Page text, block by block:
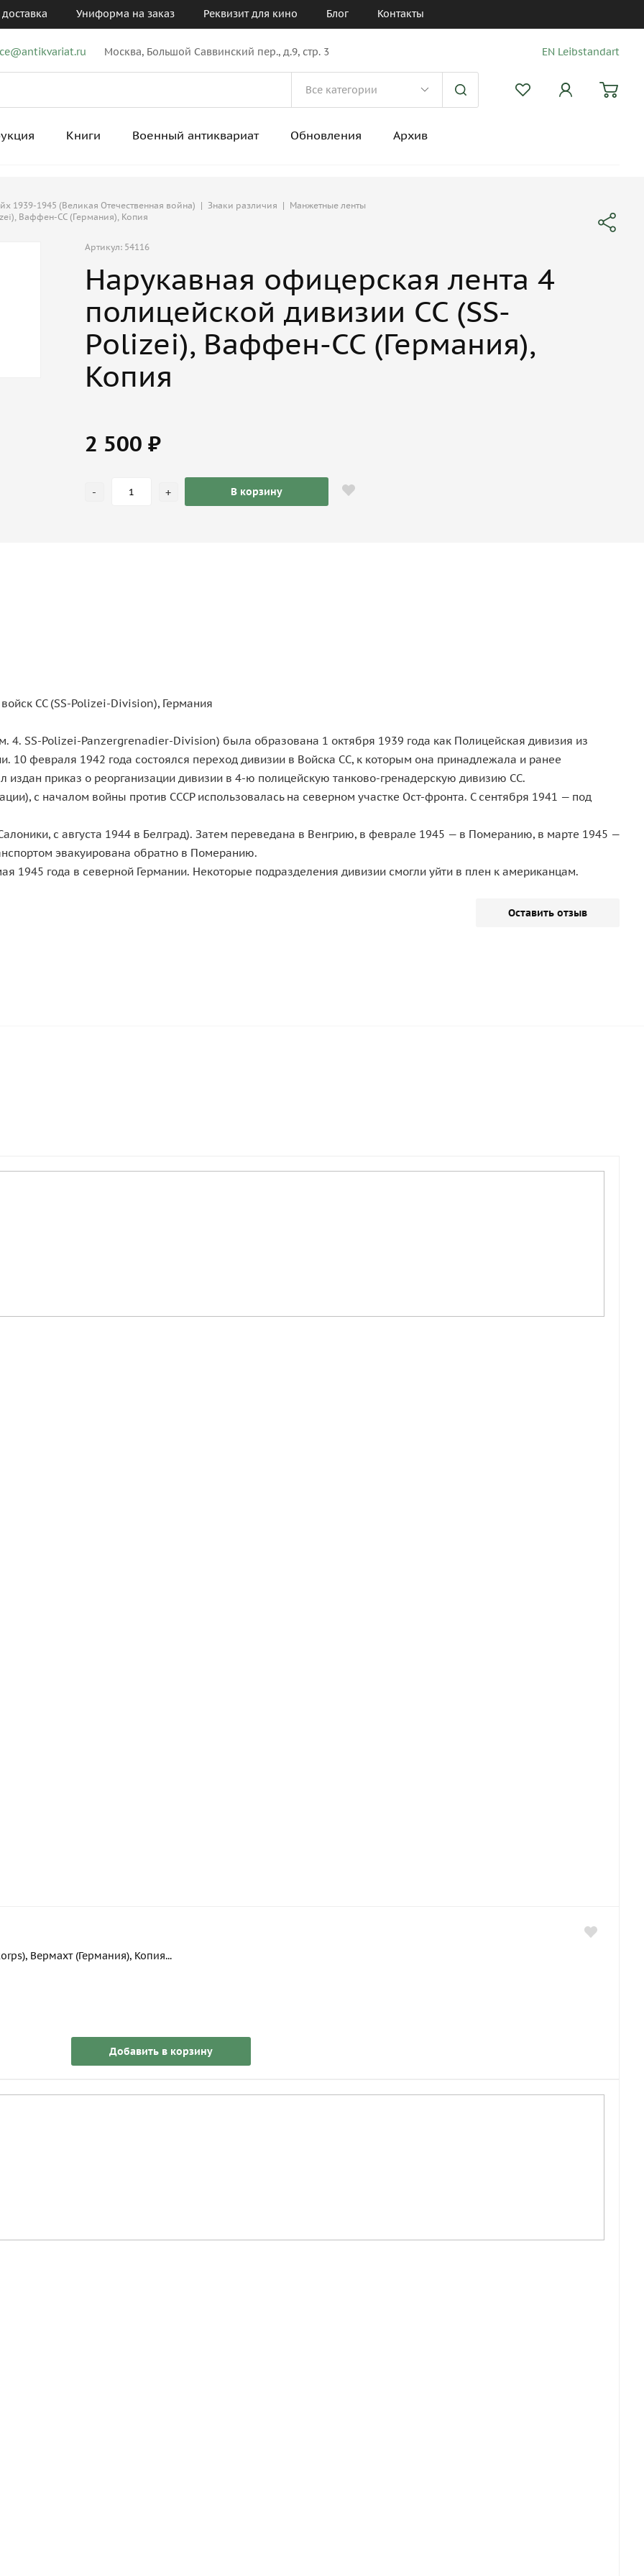
Униформа на заказ Реквизит для кино Блог Контакты
Москва, Большой Саввинский пер., д.9, стр. 3 EN Leibstandart
Книги Военный антиквариат Обновления Архив
1939-1945 (Великая Отечественная война) | Знаки различия | Манжетные ленты
Ваффен-СС (Германия), Копия
Артикул: 54116
Нарукавная офицерская лента 4
полицейской дивизии СС (SS-
Polizei), Ваффен-СС (Германия),
Копия
2 500 ₽
- + В корзину
СС (SS-Polizei-Division), Германия
4. SS-Polizei-Panzergrenadier-Division) была образована 1 октября 1939 года как Полицейская дивизия из
10 февраля 1942 года состоялся переход дивизии в Войска СС, к которым она принадлежала и ранее
приказ о реорганизации дивизии в 4-ю полицейскую танково-гренадерскую дивизию СС.
с началом войны против СССР использовалась на северном участке Ост-фронта. С сентября 1941 — под
с августа 1944 в Белград). Затем переведана в Венгрию, в феврале 1945 — в Померанию, в марте 1945 —
эвакуирована обратно в Померанию.
1945 года в северной Германии. Некоторые подразделения дивизии смогли уйти в плен к американцам.
Оставить отзыв
Вермахт (Германия), Копия...
Добавить в корзину